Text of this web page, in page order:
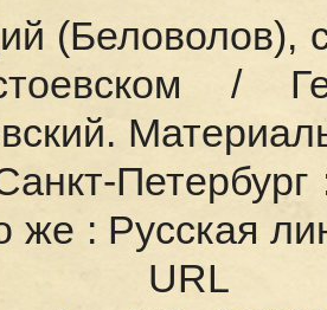
(Беловолов),
/
же : Русская